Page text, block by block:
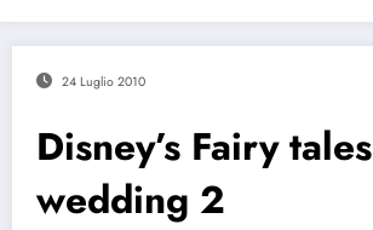
24 Luglio 2010
Disney’s Fairy tales
wedding 2